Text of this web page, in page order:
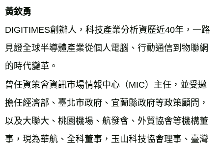
黃欽勇
DIGITIMES創辦人，科技產業分析資歷近40年，一路
見證全球半導體產業從個人電腦、行動通信到物聯網
的時代變革。
曾任資策會資訊市場情報中心（MIC）主任，並受邀
擔任經濟部、臺北市政府、宜蘭縣政府等政策顧問，
以及大聯大、桃園機場、航發會、外貿協會等機構董
事，現為華航、全科董事，玉山科技協會理事、臺灣